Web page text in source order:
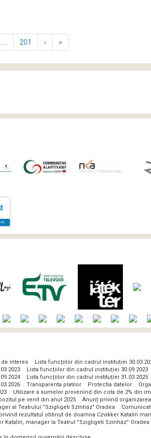
201 › »
interes Lista funcţiilor din cadrul instituției
Lista funcţiilor din cadrul instituției 30.09.2023
Lista funcţiilor din cadrul instituției 31.03.2025
Transparenta platilor Protectia datelor
Utilizare a sumelor provenind din cota de 2% din
pe venit din anul 2025
Anunț privind
al Teatrului ”Szigligeti Színház" Oradea
rezultatul obtinut de doamna Czvikker Katalin
Katalin, manager la Teatrul ”Szigligeti Szinház” Oradea